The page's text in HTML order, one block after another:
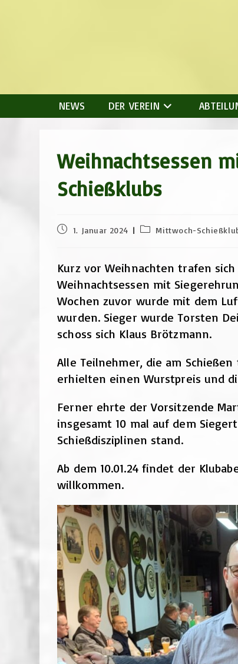
NEWS DER VEREIN
Weihnachtsessen
Schießklubs
Beitrag1. Januar 2024
Beitrags-
Mittwoch-
Kurz vor Weihnachten trafen
Weihnachtsessen mit
Wochen zuvor wurde mit dem
wurden. Sieger wurde Torsten
schoss sich Klaus Brötzmann.
Alle Teilnehmer, die am
erhielten einen Wurstpreis und
Ferner ehrte der Vorsitzende
insgesamt 10 mal auf dem
Schießdisziplinen stand.
Ab dem 10.01.24 findet der
willkommen.